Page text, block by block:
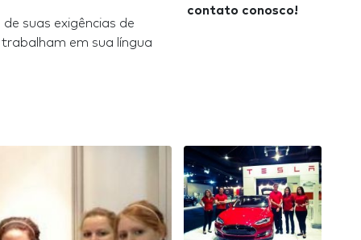
suas exigências de
em sua língua
contato conosco!